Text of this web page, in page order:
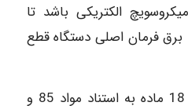
الکتریکی باشد تا
برق فرمان اصلی دستگاه قطع
این آیین نامه مشتمل بر 18 ماده به استناد مواد 85 و